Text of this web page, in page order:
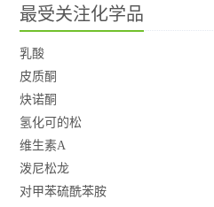
最受关注化学品
乳酸
皮质酮
炔诺酮
氢化可的松
维生素A
泼尼松龙
对甲苯硫酰苯胺